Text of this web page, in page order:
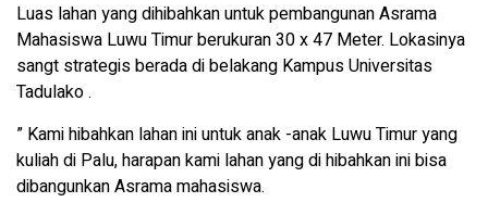
Luas lahan yang dihibahkan untuk pembangunan Asrama
Mahasiswa Luwu Timur berukuran 30 x 47 Meter. Lokasinya
sangt strategis berada di belakang Kampus Universitas
Tadulako .
” Kami hibahkan lahan ini untuk anak -anak Luwu Timur yang
kuliah di Palu, harapan kami lahan yang di hibahkan ini bisa
dibangunkan Asrama mahasiswa.